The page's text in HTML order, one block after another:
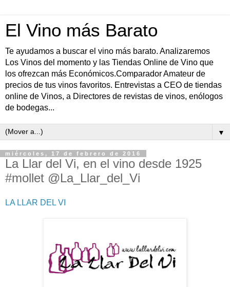
El Vino más Barato
Te ayudamos a buscar el vino más barato. Analizaremos
Los Vinos del momento y las Tiendas Online de Vino que
los ofrezcan más Económicos.Comparador Amateur de
precios de tus vinos favoritos. Entrevistas a CEO de tiendas
online de Vinos, a Directores de revistas de vinos, enólogos
de bodegas...
▼
miércoles, 17 de febrero de 2016
La Llar del Vi, en el vino desde 1925
#mollet @La_Llar_del_Vi
LA LLAR DEL VI